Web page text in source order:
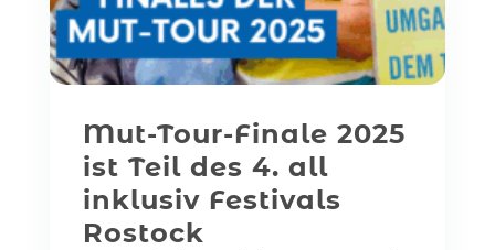
Mut-Tour-Finale 2025
ist Teil des 4. all
inklusiv Festivals
Rostock